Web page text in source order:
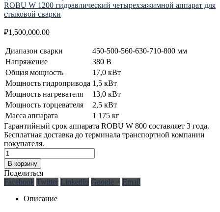
ROBU W 1200 гидравлический четырехзажимной аппарат для
стыковой сварки
₽1,500,000.00
Диапазон сварки
450-500-560-630-710-800 мм
Напряжение
380 В
Общая мощность
17,0 кВт
Мощность гидропривода 1,5 кВт
Мощность нагревателя
13,0 кВт
Мощность торцевателя
2,5 кВт
Масса аппарата
1 175 кг
Гарантийный срок аппарата ROBU W 800 составляет 3 года.
Бесплатная доставка до терминала транспортной компании
покупателя.
В корзину
Поделиться
Facebook Twitter LinkedIn Google + Email
Описание